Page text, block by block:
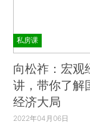
私房课
向松祚：宏观
讲，带你了解
经济大局
2022年04月06日